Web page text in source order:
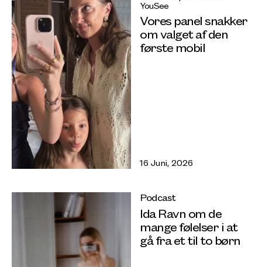
YouSee
Vores panel snakker
om valget af den
første mobil
16 Juni, 2026
Podcast
Ida Ravn om de
mange følelser i at
gå fra et til to børn